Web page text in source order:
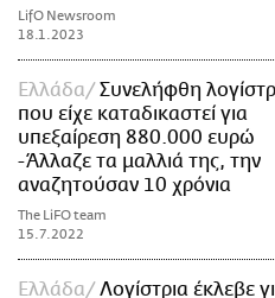
LifO Newsroom
18.1.2023
Ελλάδα
Συνελήφθη
που είχε καταδικαστεί για
υπεξαίρεση 880.000 ευρώ
-Άλλαζε τα μαλλιά της, την
αναζητούσαν 10 χρόνια
The LiFO team
15.7.2022
Ελλάδα
Λογίστρια έκλεβε